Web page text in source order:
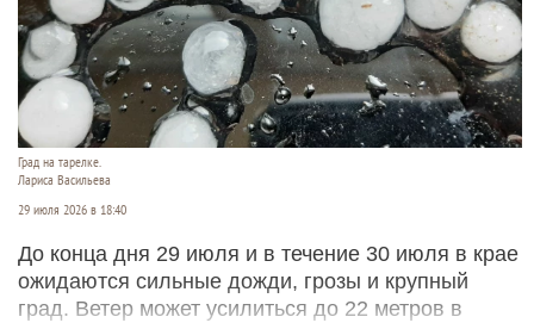
Град на тарелке.
Лариса Васильева
29 июля 2026 в 18:40
До конца дня 29 июля и в течение 30 июля в крае
ожидаются сильные дожди, грозы и крупный
град. Ветер может усилиться до 22 метров в